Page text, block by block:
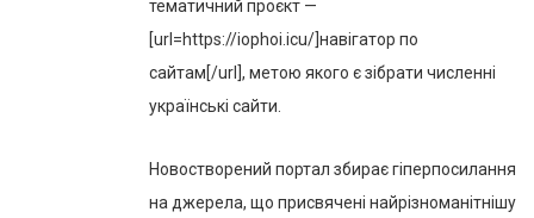
тематичний проєкт —
[url=https://iophoi.icu/]навігатор по
сайтам[/url], метою якого є зібрати численні
українські сайти.
Новостворений портал збирає гіперпосилання
на джерела, що присвячені найрізноманітнішу